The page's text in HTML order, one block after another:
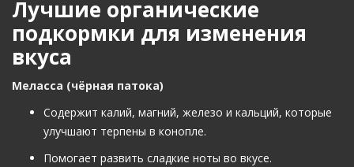
Лучшие органические
подкормки для изменения
вкуса
Меласса (чёрная патока)
Содержит калий, магний, железо и кальций, которые
улучшают терпены в конопле.
Помогает развить сладкие ноты во вкусе.